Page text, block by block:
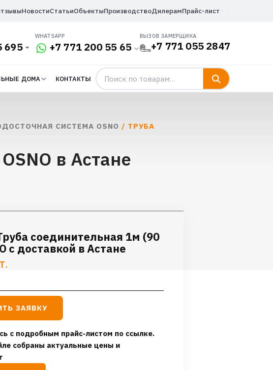
НовостиСтатьиОбъектыПроизводствоДилерамПрайс-лист
695
WHATSAPP
+7 771 200 55 65
ВЫЗОВ ЗАМЕРЩИКА
+7 771 055 2847
ДОМА КОНТАКТЫ
СИСТЕМА OSNO / ТРУБА
в Астане
соединительная 1м (90
с доставкой в Астане
ЗАЯВКУ
с подробным прайс-листом по ссылке.
собраны актуальные цены и